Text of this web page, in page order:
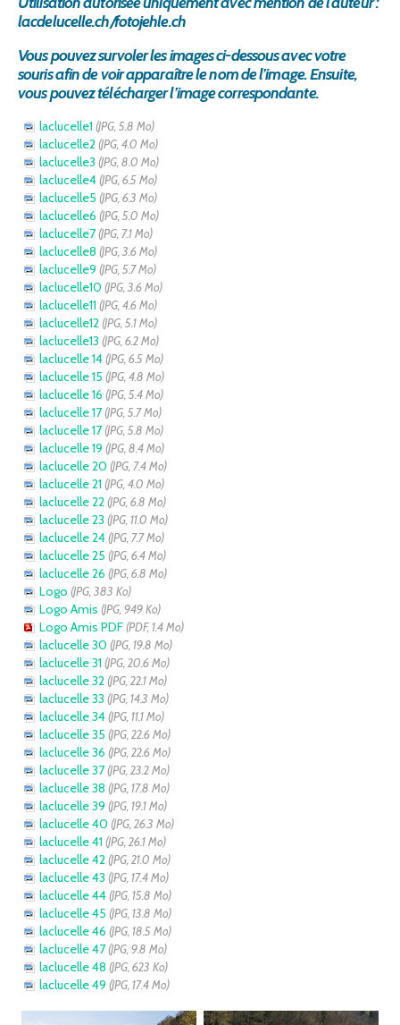
Contact
lacdelucelle.ch/fotojehle.ch
Vous pouvez survoler les images ci-dessous avec votre
souris afin de voir apparaître le nom de l’image. Ensuite,
vous pouvez télécharger l’image correspondante.
laclucelle1 (JPG, 5.8 Mo)
laclucelle2(JPG, 4.0 Mo)
laclucelle3 (JPG, 8.0 Mo)
laclucelle4(JPG, 6.5 Mo)
laclucelle5 (JPG, 6.3 Mo)
laclucelle6 (JPG, 5.0 Mo)
laclucelle7(JPG, 7.1 Mo)
laclucelle8 (JPG, 3.6 Mo)
laclucelle9 (JPG, 5.7 Mo)
laclucelle10 (JPG, 3.6 Mo)
laclucelle11 (JPG, 4.6 Mo)
laclucelle12(JPG, 5.1 Mo)
laclucelle13 (JPG, 6.2 Mo)
laclucelle 14(JPG, 6.5 Mo)
laclucelle 15 (JPG, 4.8 Mo)
laclucelle 16 (JPG, 5.4 Mo)
laclucelle 17(JPG, 5.7 Mo)
laclucelle 17(JPG, 5.8 Mo)
laclucelle 19 (JPG, 8.4 Mo)
laclucelle 20 (JPG, 7.4 Mo)
laclucelle 21 (JPG, 4.0 Mo)
laclucelle 22(JPG, 6.8 Mo)
laclucelle 23 (JPG, 11.0 Mo)
laclucelle 24(JPG, 7.7 Mo)
laclucelle 25 (JPG, 6.4 Mo)
laclucelle 26 (JPG, 6.8 Mo)
Logo (JPG, 383 Ko)
Logo Amis (JPG, 949 Ko)
Logo Amis PDF(PDF, 1.4 Mo)
laclucelle 30 (JPG, 19.8 Mo)
laclucelle 31 (JPG, 20.6 Mo)
laclucelle 32(JPG, 22.1 Mo)
laclucelle 33 (JPG, 14.3 Mo)
laclucelle 34(JPG, 11.1 Mo)
laclucelle 35 (JPG, 22.6 Mo)
laclucelle 36 (JPG, 22.6 Mo)
laclucelle 37(JPG, 23.2 Mo)
laclucelle 38 (JPG, 17.8 Mo)
laclucelle 39 (JPG, 19.1 Mo)
laclucelle 40 (JPG, 26.3 Mo)
laclucelle 41 (JPG, 26.1 Mo)
laclucelle 42(JPG, 21.0 Mo)
laclucelle 43 (JPG, 17.4 Mo)
laclucelle 44(JPG, 15.8 Mo)
laclucelle 45 (JPG, 13.8 Mo)
laclucelle 46 (JPG, 18.5 Mo)
laclucelle 47(JPG, 9.8 Mo)
laclucelle 48 (JPG, 623 Ko)
laclucelle 49 (JPG, 17.4 Mo)